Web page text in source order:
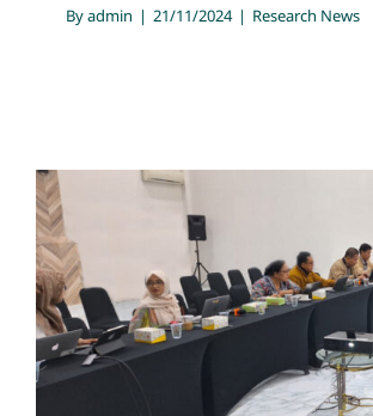
Byadmin | 21/11/2024 | Research News
Jasa Riset PT.
Dipercaya Untuk
Kemerdekaan